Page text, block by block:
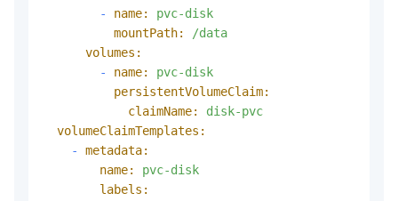
-
name:
pvc-disk
mountPath:
/data
volumes:
-
name:
pvc-disk
persistentVolumeClaim:
claimName:
disk-pvc
volumeClaimTemplates:
-
metadata:
name:
pvc-disk
labels: